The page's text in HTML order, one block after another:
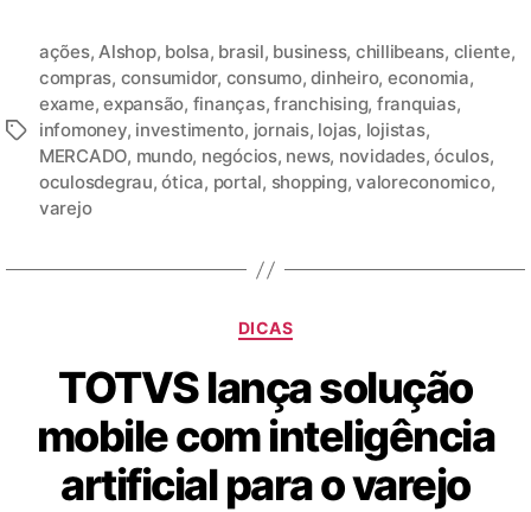
ações,Alshop, bolsa, brasil, business, chillibeans, cliente,
compras, consumidor, consumo,dinheiro, economia,
exame,expansão, finanças,franchising, franquias,
infomoney, investimento, jornais, lojas, lojistas,
MERCADO, mundo, negócios, news, novidades,óculos,
oculosdegrau,ótica, portal, shopping,valoreconomico,
varejo
DICAS
TOTVS lança solução
mobile com inteligência
artificial para o varejo